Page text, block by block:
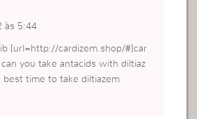
às 5:44
[url=http://cardizem.shop/#]car
you take antacids with diltiaz
time to take diltiazem